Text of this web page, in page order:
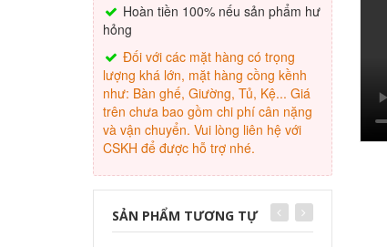
Hoàn tiền 100% nếu sản phẩm hư
hỏng
Đối với các mặt hàng có trọng
lượng khá lớn, mặt hàng cồng kềnh
như: Bàn ghế, Giường, Tủ, Kệ... Giá
trên chưa bao gồm chi phí cân nặng
và vận chuyển. Vui lòng liên hệ với
CSKH để được hỗ trợ nhé.
SẢN PHẨM TƯƠNG TỰ